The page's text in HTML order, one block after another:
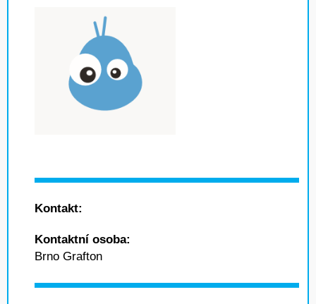
Kontakt:
Kontaktní osoba:
Brno Grafton